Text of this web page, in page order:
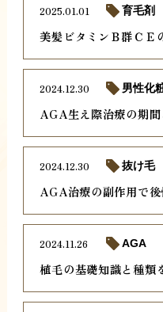
美髪ビタミンＢ群ＣＥ
2025.01.01 育毛剤
AGA生え際治療の期
2024.12.30 男性化
AGA治療の副作用で
2024.12.30 抜け毛
植毛の基礎知識と種類
2024.11.26 AGA